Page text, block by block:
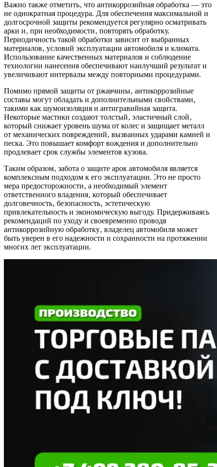
Важно также отметить‚ что антикоррозийная обработка — это
не однократная процедура. Для обеспечения максимальной и
долгосрочной защиты рекомендуется регулярно осматривать
арки и‚ при необходимости‚ повторять обработку.
Периодичность такой обработки зависит от выбранных
материалов‚ условий эксплуатации автомобиля и климата.
Использование качественных материалов и соблюдение
технологии нанесения обеспечивают наилучший результат и
увеличивают интервалы между повторными процедурами.
Помимо прямой защиты от ржавчины‚ антикоррозийные
составы могут обладать и дополнительными свойствами‚
такими как шумоизоляция и антигравийная защита.
Некоторые мастики создают толстый‚ эластичный слой‚
который снижает уровень шума от колес и защищает металл
от механических повреждений‚ вызванных ударами камней и
песка. Это повышает комфорт вождения и дополнительно
продлевает срок службы элементов кузова.
Таким образом‚ забота о защите арок автомобиля является
комплексным подходом к его эксплуатации. Это не просто
мера предосторожности‚ а необходимый элемент
ответственного владения‚ который обеспечивает
долговечность‚ безопасность‚ эстетическую
привлекательность и экономическую выгоду. Придерживаясь
рекомендаций по уходу и своевременно проводя
антикоррозийную обработку‚ владелец автомобиля может
быть уверен в его надежности и сохранности на протяжении
многих лет эксплуатации.